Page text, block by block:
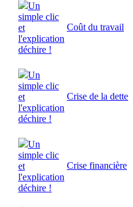
Un
simple clic
et
l'explication
déchire !
Coût du travail
Un
simple clic
et
l'explication
déchire !
Crise de la dette
Un
simple clic
et
l'explication
déchire !
Crise financière